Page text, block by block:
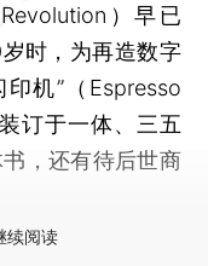
）早已
时，为再造数字
机”（Espresso
订于一体、三五
，还有待后世商
续阅读